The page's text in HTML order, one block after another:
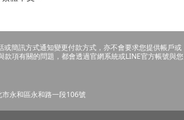
或簡訊方式通知變更付款方式，亦不會要求您提供帳戶或
款項有關的問題，都會透過官網系統或LINE官方帳號與您
永和區永和路一段106號